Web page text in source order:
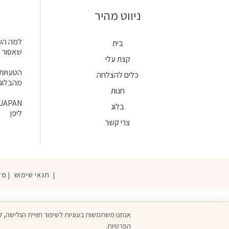
ניווט מהיר
בית
קצת עלי
כלים להצלחה
חנות
בלוג
צרי קשר
ליפן
| תנאי שימוש |
אנחנו משתמשות בעוגיות לשיפור חוויית
הפרטיות.